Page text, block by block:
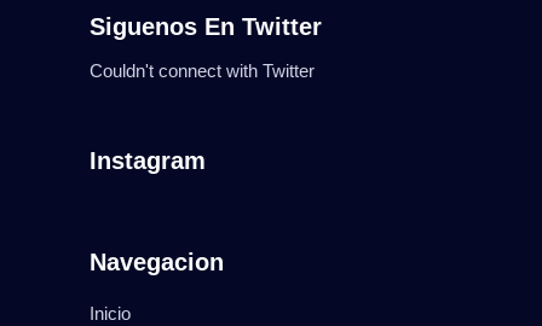
Siguenos En Twitter
Couldn't connect with Twitter
Instagram
Navegacion
Inicio